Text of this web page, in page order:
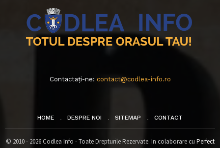
Contactați-ne: contact@codlea-info.ro
HOME DESPRE NOI SITEMAP CONTACT
© 2010 - 2026 Codlea Info - Toate Drepturile Rezervate. In colaborare cu Perfect